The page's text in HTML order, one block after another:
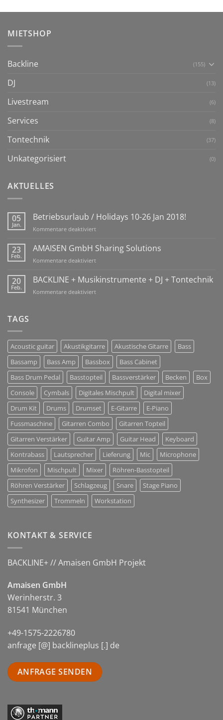
MIETSHOP
Backline (155)
DJ (13)
Livestream (6)
Services (8)
Tontechnik (37)
Unkategorisiert (0)
AKTUELLES
05
Jan.
Betriebsurlaub / Holidays 10-26 Jan 2018!
Kommentare deaktiviertfür
/
Holidays
10-
Jan
23
Feb.
AMAISEN GmbH Sharing Solutions
Kommentare deaktiviertfür
GmbH
Sharing
Solutions
20
Feb.
BACKLINE + Musikinstrumente + DJ + Tontechnik
Kommentare deaktiviertfür
+
Tontechnik
TAGS
Acoustic guitar Akustikgitarre Akustische Gitarre
Bass
Bassamp
Bass Amp Bassbox
Bass Cabinet
Bass Drum Pedal
Basstopteil Bassverstärker Becken
Box
Console
Cymbals Digitales Mischpult
Digital mixer
Drum Kit
Drums Drumset E-Gitarre
E-Piano
Fussmaschine
Gitarren Combo
Gitarren Topteil
Gitarren Verstärker
Guitar Amp Guitar Head
Keyboard
Kontrabass
Lautsprecher Lieferung Mic
Microphone
Mikrofon
Mischpult Mixer
Röhren-Basstopteil
Röhren Verstärker
Schlagzeug Snare
Stage Piano
Synthesizer
Trommeln Workstation
KONTAKT & SERVICE
BACKLINE+ // Amaisen GmbH Projekt
Amaisen GmbH
Werinherstr. 3
81541 München
+49-1575-2226780
anfrage [@] backlineplus [.] de
ANFRAGE SENDEN